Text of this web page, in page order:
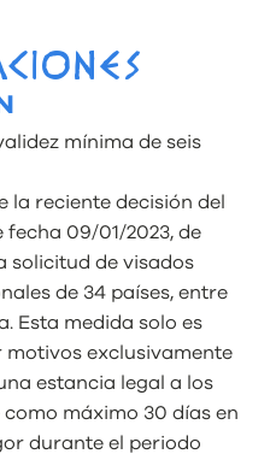
mínima de seis
la reciente decisión del
09/01/2023, de
solicitud de visados
de 34 países, entre
Esta medida solo es
motivos exclusivamente
estancia legal a los
máximo 30 días en
durante el periodo